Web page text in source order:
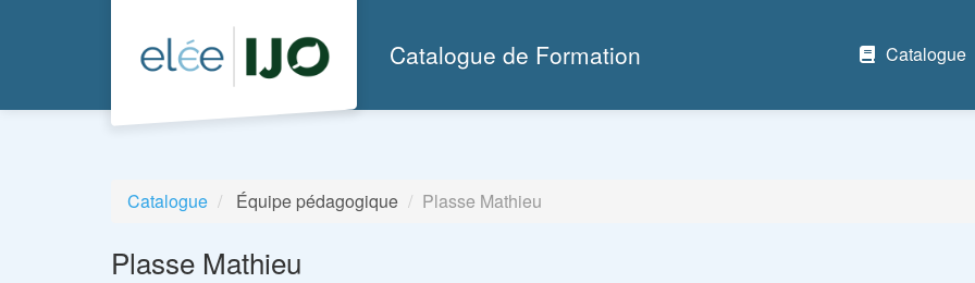
Catalogue de Formation Catalogue
Catalogue Équipe pédagogique Plasse Mathieu
Plasse Mathieu